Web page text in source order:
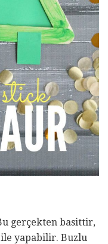
gerçekten basittir,
yapabilir. Buzlu